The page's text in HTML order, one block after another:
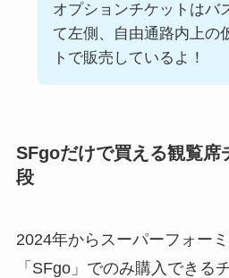
オプションチケットはバ
て左側、自由通路内上の
トで販売しているよ！
SFgoだけで買える観覧席
段
2024年からスーパーフォー
「SFgo」でのみ購入できる